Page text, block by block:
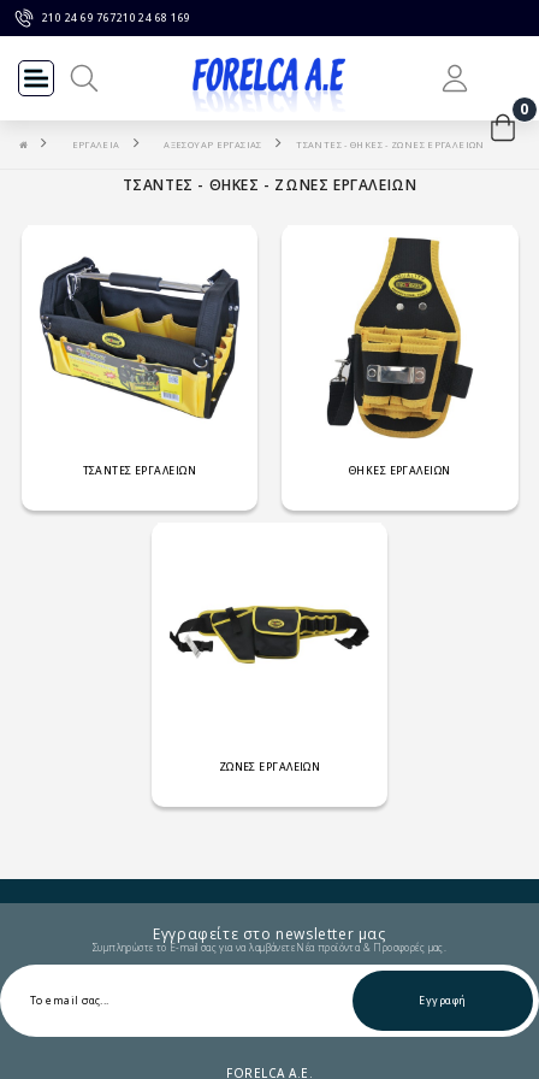
210 24 69 767210 24 68 169
0
ΕΡΓΑΛΕΙΑ ΑΞΕΣΟΥΑΡ ΕΡΓΑΣΙΑΣ ΤΣΑΝΤΕΣ - ΘΗΚΕΣ - ΖΩΝΕΣ ΕΡΓΑΛΕΙΩΝ
ΤΣΑΝΤΕΣ ΕΡΓΑΛΕΙΩΝ ΘΗΚΕΣ ΕΡΓΑΛΕΙΩΝ
ΖΩΝΕΣ ΕΡΓΑΛΕΙΩΝ
ΤΣΑΝΤΕΣ - ΘΗΚΕΣ - ΖΩΝΕΣ ΕΡΓΑΛΕΙΩΝ
Εγγραφείτε στο newsletter μας
Συμπληρώστε το E-mail σας για να λαμβάνετε Νέα προϊόντα & Προσφορές μας.
Εγγραφή
FORELCA A.E.